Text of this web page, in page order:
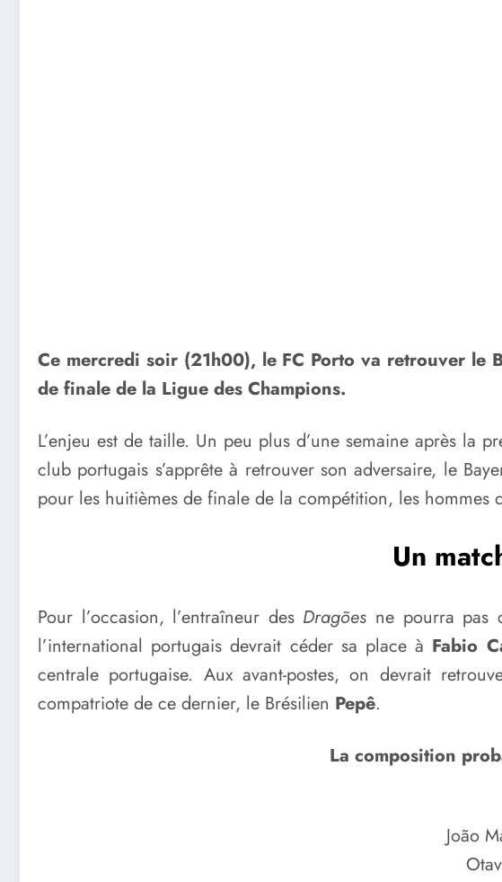
Ce mercredi soir (21h00), le FC Porto va retrouver le
de finale de la Ligue des Champions.
L’enjeu est de taille. Un peu plus d’une semaine après la
club portugais s’apprête à retrouver son adversaire, le
pour les huitièmes de finale de la compétition, les hommes
Un
Pour l’occasion, l’entraîneur des Dragões ne pourra pas
l’international portugais devrait céder sa place à Fabio
centrale portugaise. Aux avant-postes, on devrait
compatriote de ce dernier, le Brésilien Pepê.
La composition
João